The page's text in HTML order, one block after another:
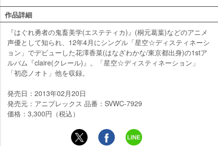
作品詳細
『はぐれ勇者の鬼畜美学(エステティカ)』(桐元葛葉)などのアニメ
声優として知られ、12年4月にシングル「星空☆ディスティネーシ
ョン」でデビューした花澤香菜(はなざわかな/東京都出身)の1stア
ルバム『claire(クレール)』。「星空☆ディスティネーション」
「初恋ノオト」他を収録。
発売日：2013年02月20日
発売元：アニプレックス 品番：SVWC-7929
価格：3,300円（税込）